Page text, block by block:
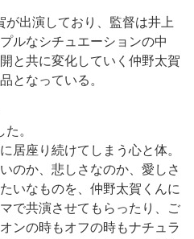
出演しており、監督は井上
ルなシチュエーションの中
と共に変化していく仲野太賀
となっている。
。
居座り続けてしまう心と体。
のか、悲しさなのか、愛しさ
いなものを、仲野太賀くんに
で共演させてもらったり、ご
ンの時もオフの時もナチュラ